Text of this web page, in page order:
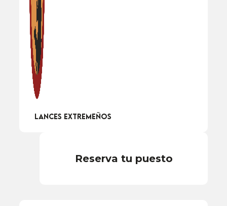
Lances Extremeños
Reserva tu puesto